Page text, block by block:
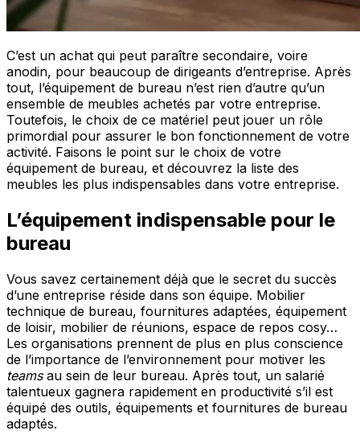
C’est un achat qui peut paraître secondaire, voire
anodin, pour beaucoup de dirigeants d’entreprise. Après
tout, l’équipement de bureau n’est rien d’autre qu’un
ensemble de meubles achetés par votre entreprise.
Toutefois, le choix de ce matériel peut jouer un rôle
primordial pour assurer le bon fonctionnement de votre
activité. Faisons le point sur le choix de votre
équipement de bureau, et découvrez la liste des
meubles les plus indispensables dans votre entreprise.
L’équipement indispensable pour le
bureau
Vous savez certainement déjà que le secret du succès
d’une entreprise réside dans son équipe. Mobilier
technique de bureau, fournitures adaptées, équipement
de loisir, mobilier de réunions, espace de repos cosy…
Les organisations prennent de plus en plus conscience
de l’importance de l’environnement pour motiver les
teams au sein de leur bureau. Après tout, un salarié
talentueux gagnera rapidement en productivité s’il est
équipé des outils, équipements et fournitures de bureau
adaptés.